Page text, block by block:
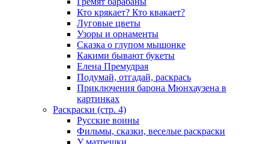
Кто крякает? Кто квакает?
Луговые цветы
Узоры и орнаменты
Сказка о глупом мышонке
Какими бывают букеты
Елена Премудрая
Подумай, отгадай, раскрась
Приключения барона Мюнхаузена в
картинках
Раскраски (стр. 4)
Русские воины
Фильмы, сказки, веселые раскраски
У матрешки